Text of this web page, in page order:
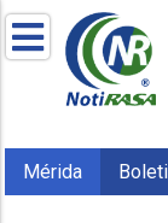
Mérida